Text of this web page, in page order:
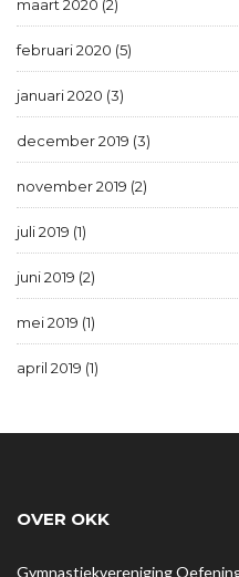
maart 2020 (2)
februari 2020 (5)
januari 2020 (3)
december 2019 (3)
november 2019 (2)
juli 2019 (1)
juni 2019 (2)
mei 2019 (1)
april 2019 (1)
OVER OKK
Gymnastiekvereniging